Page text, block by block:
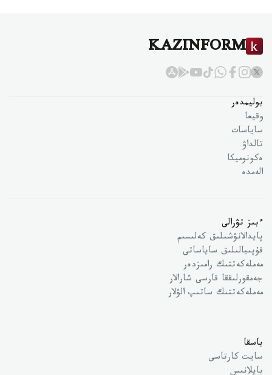
KAZINFORM
بوليمدەر
وقيعا
ساياسات
تالداۋ
ەكونوميكا
الەمدە
ءبىز تۋرالى
پايدالانۋشىلىق كەلىسىم
قۇپىيالىلىق ساياساتى
مەملەكەتتىك رامىزدەر
جەمقورلىققا قارسى شارالار
مەملەكەتتىك ساتىپ الۋلار
باسقا
سايت كارتاسى
بايلانىس